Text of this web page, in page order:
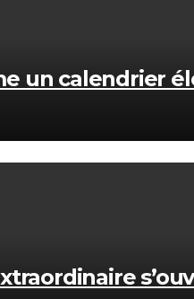
un calendrier